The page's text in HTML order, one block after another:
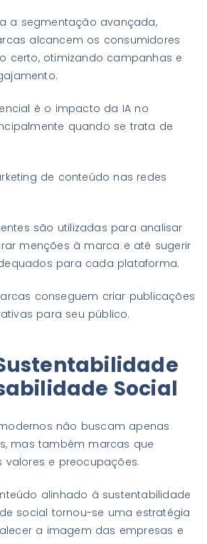
a segmentação avançada,
alcancem os consumidores
certo, otimizando campanhas e
é o impacto da IA no
quando se trata de
de conteúdo nas redes
são utilizadas para analisar
menções à marca e até sugerir
para cada plataforma.
conseguem criar publicações
para seu público.
Social
não buscam apenas
mas também marcas que
valores e preocupações.
alinhado à sustentabilidade
social tornou-se uma estratégia
a imagem das empresas e